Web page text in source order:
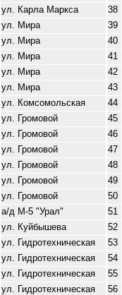
ул. Карла Маркса
ул. Мира
ул. Мира
ул. Мира
ул. Мира
ул. Мира
ул. Комсомольская
ул. Громовой
ул. Громовой
ул. Громовой
ул. Громовой
ул. Громовой
ул. Громовой
а/д М-5 "Урал"
ул. Куйбышева
ул. Гидротехническая
ул. Гидротехническая
ул. Гидротехническая
ул. Гидротехническая
38
39
40
41
42
43
44
45
46
47
48
49
50
51
52
53
54
55
56